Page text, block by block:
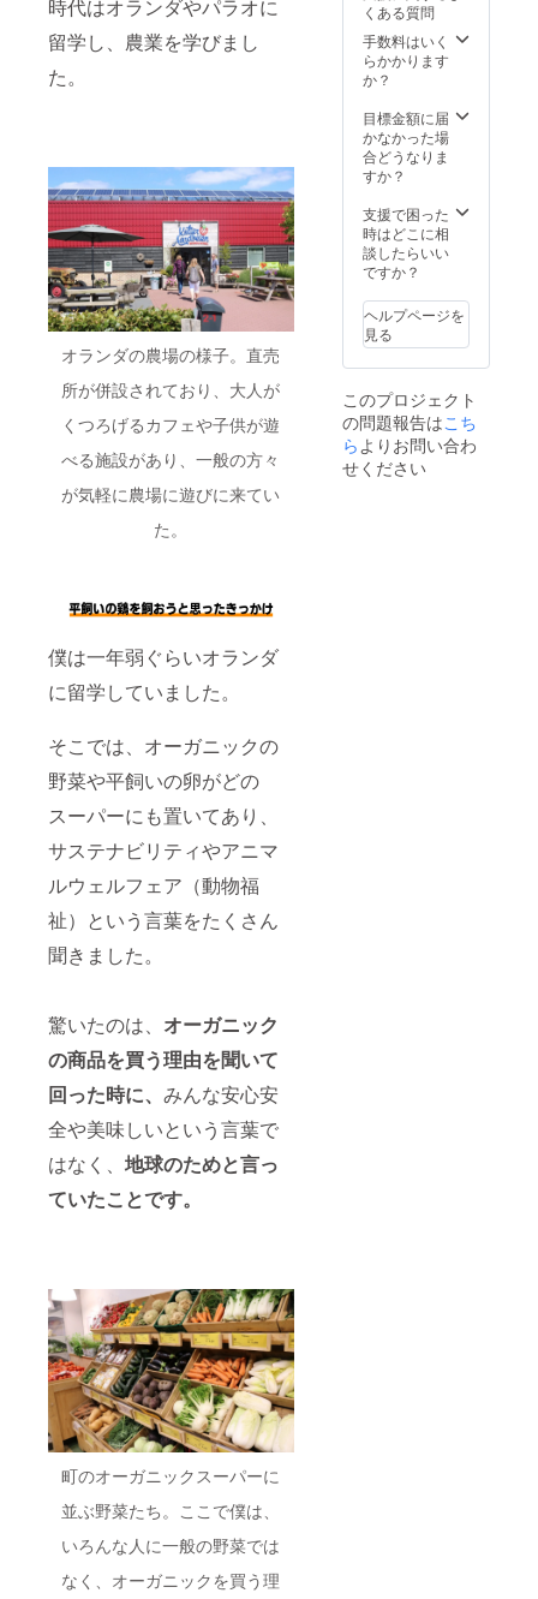
時代はオランダやパラオに
留学し、農業を学びまし
た。
オランダの農場の様子。直売
所が併設されており、大人が
くつろげるカフェや子供が遊
べる施設があり、一般の方々
が気軽に農場に遊びに来てい
た。
僕は一年弱ぐらいオランダ
に留学していました。
そこでは、オーガニックの
野菜や平飼いの卵がどの
スーパーにも置いてあり、
サステナビリティやアニマ
ルウェルフェア（動物福
祉）という言葉をたくさん
聞きました。
驚いたのは、 オーガニック
の商品を買う理由を聞いて
回った時に、 みんな安心安
全や美味しいという言葉で
はなく、 地球のためと言っ
ていたことです。
町のオーガニックスーパーに
並ぶ野菜たち。ここで僕は、
いろんな人に一般の野菜では
なく、オーガニックを買う理
てま
す。 ま
た、餌
不使用
の野菜
やスー
の五行
草）や
伊万里
で出た
や米糠
や米、
麦、お
からな
自然由
来のも
のを使
用して
いま
触れて
みませ
んか？
※備考欄
前・家
族の人
数・電
話番号
入くだ
さい。
日程や
集合場
日の詳
しい打
ち合わ
せなど
ルでや
り取り
させて
くださ
い。 有
くある質問
手数料はいく
らかかります
か？
目標金額に届
かなかった場
合どうなりま
すか？
支援で困った
時はどこに相
談したらいい
ですか？
ヘルプページを
見る
このプロジェクト
の問題報告はこち
ら よりお問い合わ
せください